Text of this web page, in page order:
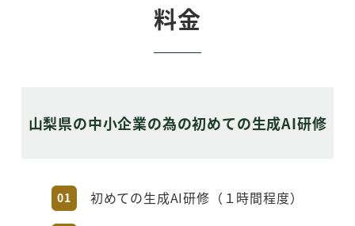
準備を開始したい
が効果的
料金
山梨県の中小企業の為の初めての生成AI研修
01 初めての生成AI研修（１時間程度）